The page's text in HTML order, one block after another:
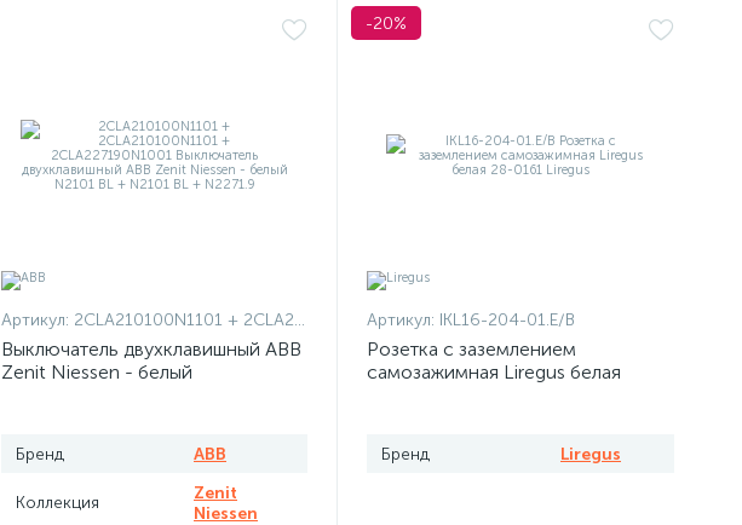
Артикул: 2CLA210100N1101 + 2CLA210100N1101 + 2CLA227190N1001
Выключатель двухклавишный ABB
Zenit Niessen - белый
Бренд ABB
Коллекция
Zenit
Niessen
-20%
Артикул: IKL16-204-01.E/B
Розетка с заземлением
самозажимная Liregus белая
Бренд Liregus